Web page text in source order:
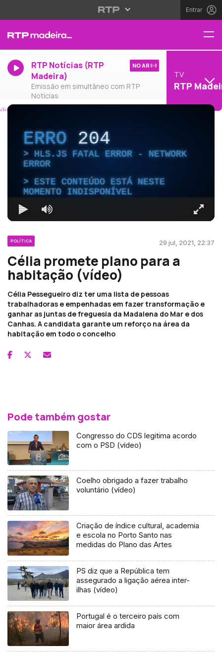
Entrar
RTP Notícias (RTP
Madeira)
Emissão em simultâneo com RTP
Notícias
NO AR
TV
RTP
ERRO204
HLS.JS FATAL ERROR - NETWORK
ERROR
ESTE CONTEÚDO ESTÁ NESTE
MOMENTO INDISPONÍVEL
POLÍTICA 29 jul, 2021, 22:37
Célia promete plano para a
habitação (vídeo)
Célia Pessegueiro diz ter uma lista de pessoas
trabalhadoras e empenhadas em fazer transformação e
ganhar as juntas de freguesia da Madalena do Mar e dos
Canhas. A candidata garante um reforço na área da
habitação em todo o concelho
Pode também gostar
Congresso do CDS legitima acordo
com o PSD (vídeo)
Coelho obrigado a fazer trabalho
voluntário (vídeo)
Criação de índice cultural, academia
e escola no Porto Santo nas
medidas do Plano das Artes
PS diz que a República tem
assegurado a ligação aérea inter-
ilhas (vídeo)
Portugal é o terceiro país com
maior área ardida